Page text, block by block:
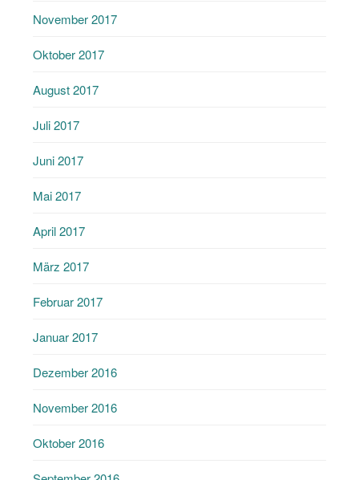
November 2017
Oktober 2017
August 2017
Juli 2017
Juni 2017
Mai 2017
April 2017
März 2017
Februar 2017
Januar 2017
Dezember 2016
November 2016
Oktober 2016